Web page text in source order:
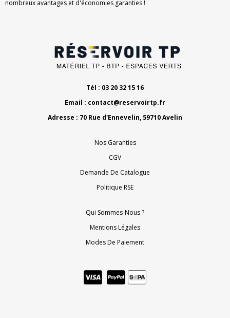
nombreux avantages et d'économies garanties !
Tél : 03 20 32 15 16
Email : contact@reservoirtp.fr
Adresse : 70 Rue d'Ennevelin, 59710 Avelin
Nos Garanties
CGV
Demande De Catalogue
Politique RSE
Qui Sommes-Nous ?
Mentions Légales
Modes De Paiement